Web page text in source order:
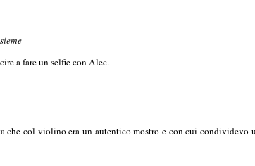
a fare un selfie con Alec.
col violino era un autentico mostro e con cui